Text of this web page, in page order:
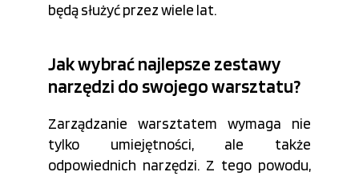
będą służyć przez wiele lat.
Jak wybrać najlepsze zestawy
narzędzi do swojego warsztatu?
Zarządzanie warsztatem wymaga nie
tylko umiejętności, ale także
odpowiednich narzędzi. Z tego powodu,